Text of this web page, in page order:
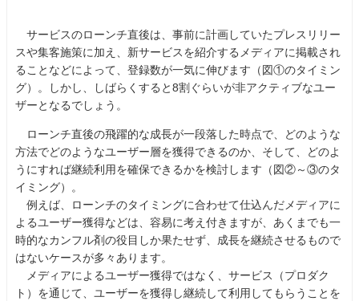
サービスのローンチ直後は、事前に計画していたプレスリリー
スや集客施策に加え、新サービスを紹介するメディアに掲載され
ることなどによって、登録数が一気に伸びます（図①のタイミン
グ）。しかし、しばらくすると8割ぐらいが非アクティブなユー
ザーとなるでしょう。
ローンチ直後の飛躍的な成長が一段落した時点で、どのような
方法でどのようなユーザー層を獲得できるのか、そして、どのよ
うにすれば継続利用を確保できるかを検討します（図②～③のタ
イミング）。
例えば、ローンチのタイミングに合わせて仕込んだメディアに
よるユーザー獲得などは、容易に考え付きますが、あくまでも一
時的なカンフル剤の役目しか果たせず、成長を継続させるもので
はないケースが多々あります。
メディアによるユーザー獲得ではなく、サービス（プロダク
ト）を通じて、ユーザーを獲得し継続して利用してもらうことを